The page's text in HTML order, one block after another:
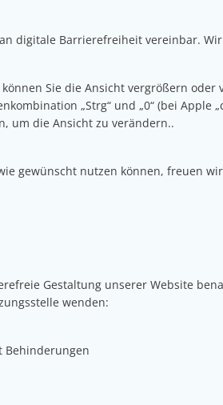
digitale Barrierefreiheit vereinbar.
Sie die Ansicht vergrößern oder
„Strg“ und „0“ (bei
um die Ansicht zu verändern..
gewünscht nutzen können, freuen
Gestaltung unserer Website
wenden:
Behinderungen